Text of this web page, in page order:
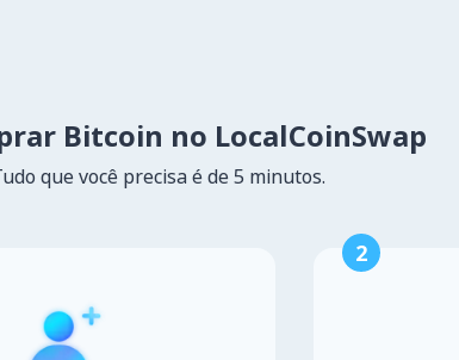
Bitcoin no LocalCoinSwap
que você precisa é de 5 minutos.
2